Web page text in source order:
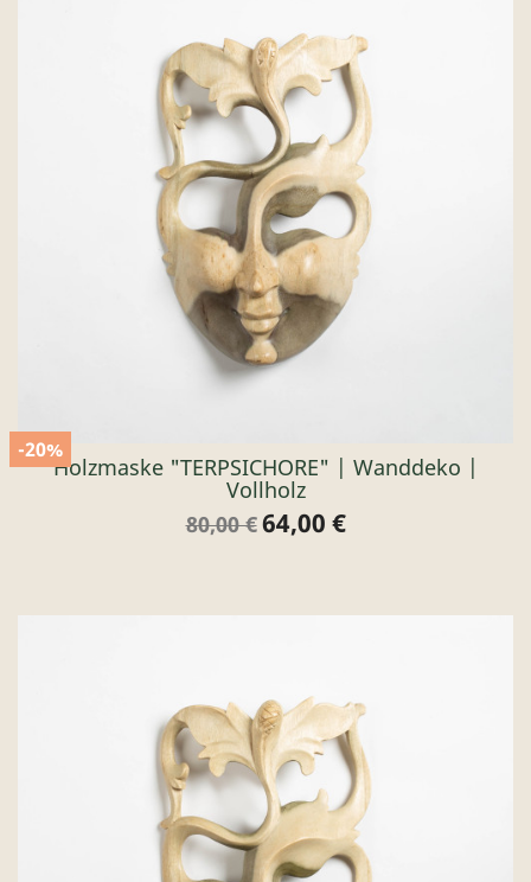
Holzmaske "TERPSICHORE" | Wanddeko |
Vollholz
Verkaufspreis
80,00 €
-20%
Preis
64,00 €